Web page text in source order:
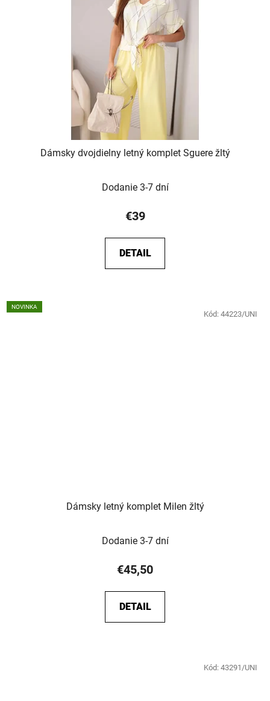
Dámsky dvojdielny letný komplet Sguere žltý
Dodanie 3-7 dní
€39
DETAIL
NOVINKA
Dámsky letný komplet Milen žltý
Dodanie 3-7 dní
€45,50
DETAIL
Kód: 44223/UNI
Kód: 43291/UNI